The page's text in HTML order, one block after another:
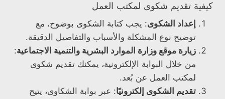
كيفية تقديم شكوى لمكتب العمل
إعداد الشكوى: يجب كتابة الشكوى بوضوح، مع
توضيح نوع المشكلة والأسباب والتفاصيل الدقيقة.
زيارة موقع وزارة الموارد البشرية والتنمية الاجتماعية:
من خلال البوابة الإلكترونية، يمكنك تقديم شكوى
لمكتب العمل عن بُعد.
تقديم الشكوى إلكترونيًا: عبر بوابة الشكاوى، يتيح